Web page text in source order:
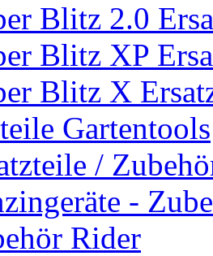
Blitz 2.0
Blitz XP
Blitz X
Gartentools
/
-
Rider